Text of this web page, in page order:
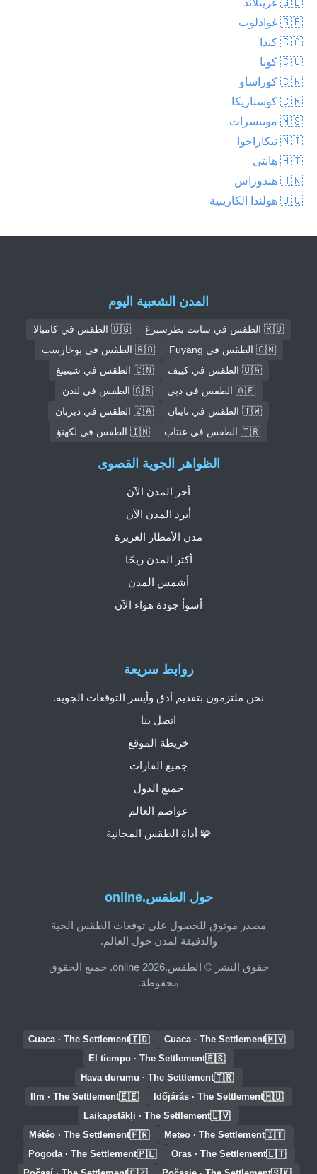
🇬🇵 غوادلوب
🇨🇦 كندا
🇨🇺 كوبا
🇨🇼 كوراساو
🇨🇷 كوستاريكا
🇲🇸 مونتسرات
🇳🇮 نيكاراجوا
🇭🇹 هايتى
🇭🇳 هندوراس
🇧🇶 هولندا الكاريبية
المدن الشعبية اليوم
🇷🇺 الطقس في سانت بطرسبرغ
🇺🇬 الطقس في كامبالا
🇨🇳 الطقس في Fuyang
🇷🇴 الطقس في بوخارست
🇺🇦 الطقس في كييف
🇨🇳 الطقس في شينينغ
🇦🇪 الطقس في دبي
🇬🇧 الطقس في لندن
🇹🇼 الطقس في تاينان
🇿🇦 الطقس في ديربان
🇹🇷 الطقس في عنتاب
🇮🇳 الطقس في لكهنؤ
حول الطقس.online
مصدر موثوق للحصول على توقعات الطقس الحية
والدقيقة لمدن حول العالم.
حقوق النشر © الطقس.online 2026. جميع الحقوق
محفوظة.
روابط سريعة
نحن ملتزمون بتقديم أدق وأيسر التوقعات الجوية.
اتصل بنا
خريطة الموقع
جميع القارات
جميع الدول
عواصم العالم
🧩 أداة الطقس المجانية
الظواهر الجوية القصوى
أحر المدن الآن
أبرد المدن الآن
مدن الأمطار الغزيرة
أكثر المدن ريحًا
أشمس المدن
أسوأ جودة هواء الآن
🇲🇾
Cuaca · The Settlement
🇮🇩
Cuaca · The Settlement
🇪🇸
El tiempo · The Settlement
🇹🇷
Hava durumu · The Settlement
🇭🇺
Időjárás · The Settlement
🇪🇪
Ilm · The Settlement
🇱🇻
Laikapstākļi · The Settlement
🇮🇹
Meteo · The Settlement
🇫🇷
Météo · The Settlement
🇱🇹
Oras · The Settlement
🇵🇱
Pogoda · The Settlement